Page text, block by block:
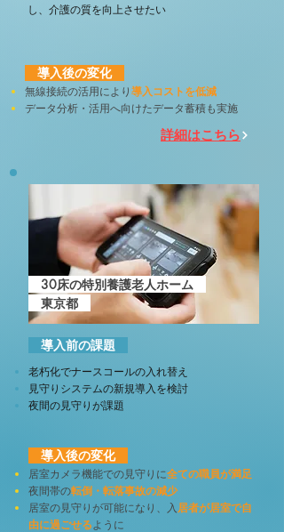
し、介護の質を向上させたい
導入後の変化
無線接続の活用により導入コストを低減
データ分析・活用へ向けたデータ蓄積も実施
詳細はこちら
30床の特別養護老人ホーム
​ 東京都
導入前の課題
老朽化でナースコールの入れ替え
見守りシステムの新規導入を検討
夜間の見守りが課題
導入後の変化
居室カメラ機能での見守りに全ての職員が満足
夜間帯の転倒・転落事故の減少
居室の見守りが可能になり、入 居者が居室で自
由に過ごせるように